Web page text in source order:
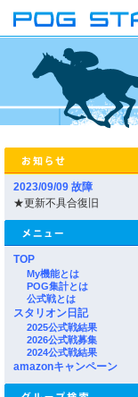
2023/09/09 故障
★更新不具合復旧
TOP
My機能とは
POG集計とは
公式戦とは
スタリオン日記
2025公式戦結果
2026公式戦募集
2024公式戦結果
amazonキャンペーン